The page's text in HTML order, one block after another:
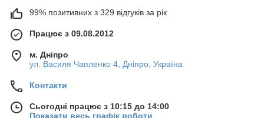
99% позитивних з 329 відгуків за рік
Працює з 09.08.2012
м. Дніпро
ул. Василя Чапленко 4, Дніпро, Україна
Контакти
Сьогодні працює з 10:15 до 14:00
Показати весь графік роботи